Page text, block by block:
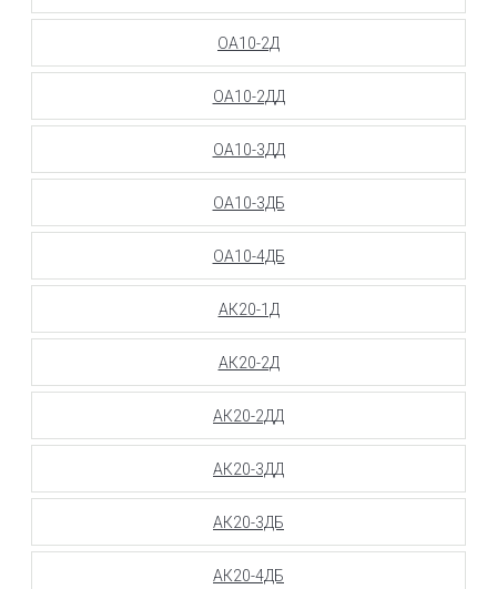
ОА10-2Д
ОА10-2ДД
ОА10-3ДД
ОА10-3ДБ
ОА10-4ДБ
АК20-1Д
АК20-2Д
АК20-2ДД
АК20-3ДД
АК20-3ДБ
АК20-4ДБ